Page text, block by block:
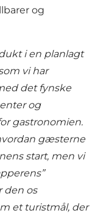
og
i en planlagt
vi har
det fynske
og
gastronomien.
gæsterne
start, men vi
den os
et turistmål, der